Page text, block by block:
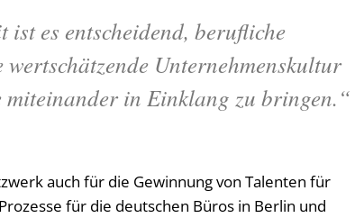
es entscheidend, berufliche
Unternehmenskultur
miteinander in Einklang zu bringen.“
auch für die Gewinnung von Talenten für
für die deutschen Büros in Berlin und